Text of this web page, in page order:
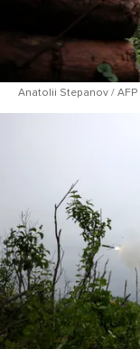
Anatolii Stepanov / AFP